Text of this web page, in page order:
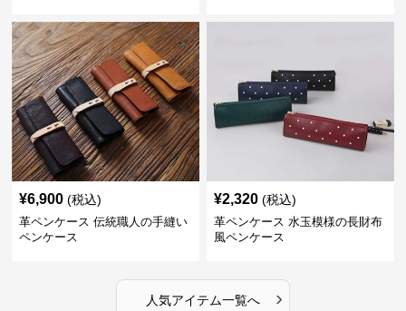
¥6,900 (税込)
革ペンケース 伝統職人の手縫い
ペンケース
¥2,320 (税込)
革ペンケース 水玉模様の長財布
風ペンケース
人気アイテム一覧へ ›